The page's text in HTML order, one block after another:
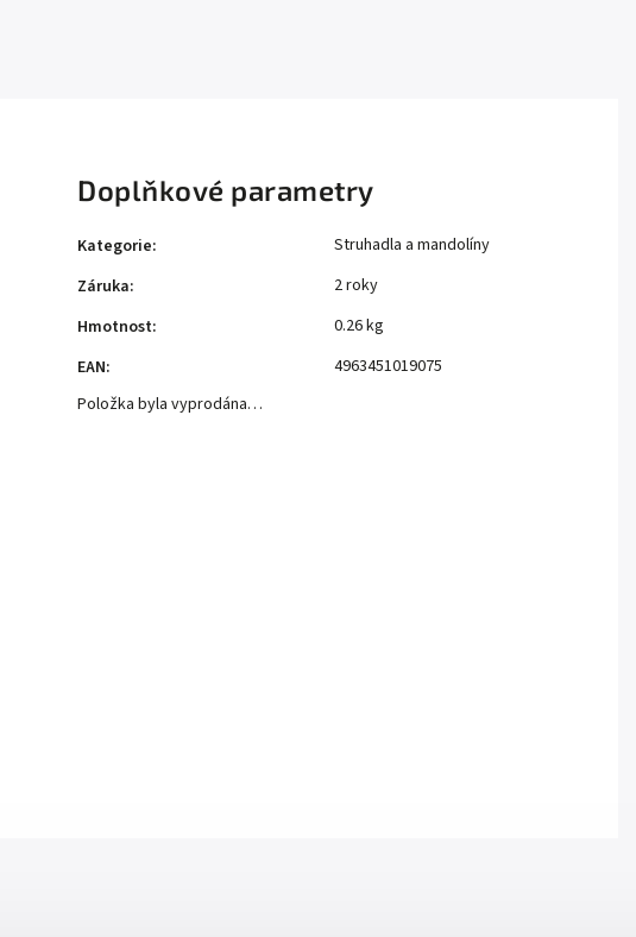
Doplňkové parametry
Kategorie:
Struhadla a mandolíny
Záruka:
2 roky
Hmotnost:
0.26 kg
EAN:
4963451019075
Položka byla vyprodána…